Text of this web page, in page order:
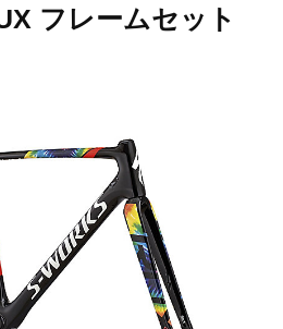
フレームセット